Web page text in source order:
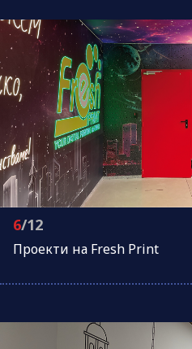
6/12
Проeкти на Fresh Print